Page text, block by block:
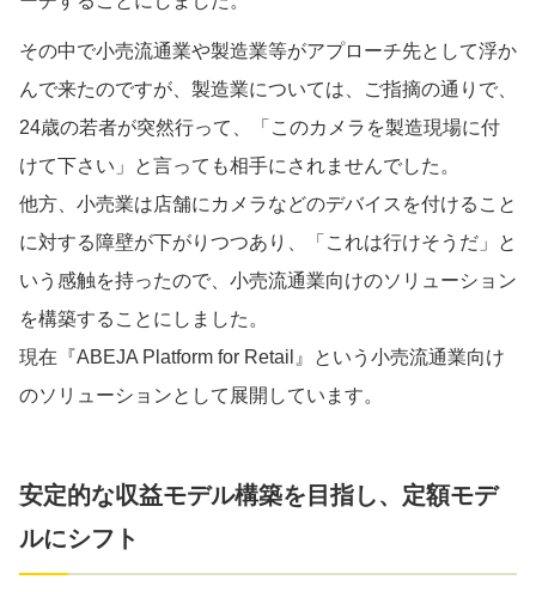
その中で小売流通業や製造業等がアプローチ先として浮か
んで来たのですが、製造業については、ご指摘の通りで、
24歳の若者が突然行って、「このカメラを製造現場に付
けて下さい」と言っても相手にされませんでした。
他方、小売業は店舗にカメラなどのデバイスを付けること
に対する障壁が下がりつつあり、「これは行けそうだ」と
いう感触を持ったので、小売流通業向けのソリューション
を構築することにしました。
現在『ABEJA Platform for Retail』という小売流通業向け
のソリューションとして展開しています。
安定的な収益モデル構築を目指し、定額モデ
ルにシフト